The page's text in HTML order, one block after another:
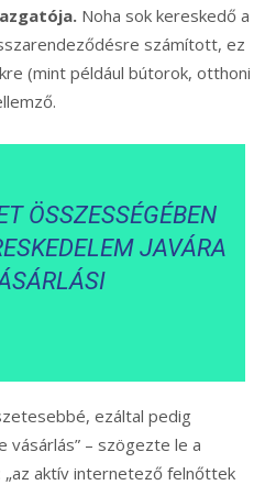
Noha sok kereskedő a
számított, ez
(mint például bútorok, otthoni
ÖSSZESSÉGÉBEN
JAVÁRA
ezáltal pedig
vásárlás” – szögezte le a
aktív internetező felnőttek